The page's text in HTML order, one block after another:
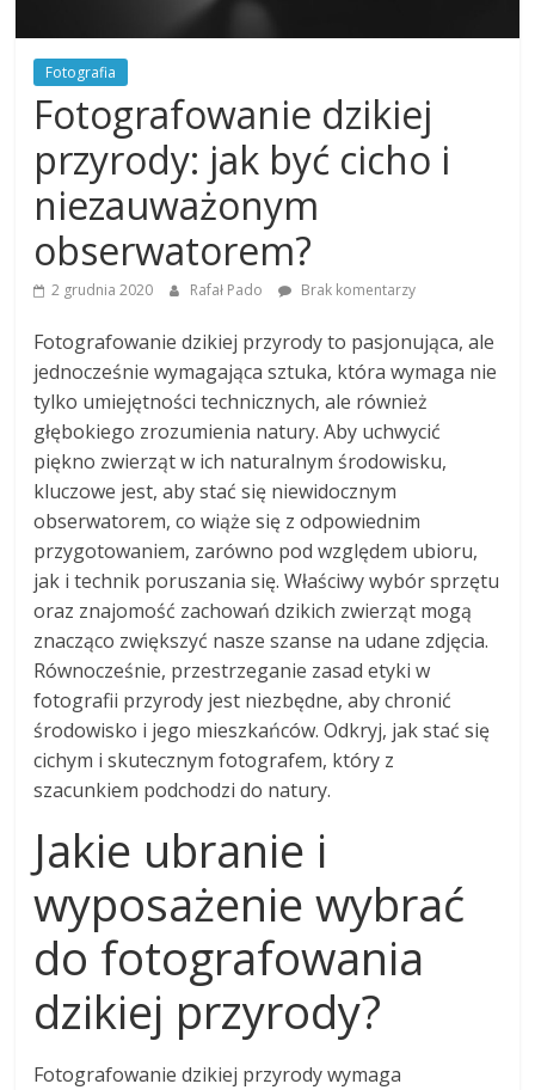
Fotografia
Fotografowanie dzikiej
przyrody: jak być cicho i
niezauważonym
obserwatorem?
2 grudnia 2020 Rafał Pado Brak komentarzy
Fotografowanie dzikiej przyrody to pasjonująca, ale
jednocześnie wymagająca sztuka, która wymaga nie
tylko umiejętności technicznych, ale również
głębokiego zrozumienia natury. Aby uchwycić
piękno zwierząt w ich naturalnym środowisku,
kluczowe jest, aby stać się niewidocznym
obserwatorem, co wiąże się z odpowiednim
przygotowaniem, zarówno pod względem ubioru,
jak i technik poruszania się. Właściwy wybór sprzętu
oraz znajomość zachowań dzikich zwierząt mogą
znacząco zwiększyć nasze szanse na udane zdjęcia.
Równocześnie, przestrzeganie zasad etyki w
fotografii przyrody jest niezbędne, aby chronić
środowisko i jego mieszkańców. Odkryj, jak stać się
cichym i skutecznym fotografem, który z
szacunkiem podchodzi do natury.
Jakie ubranie i
wyposażenie wybrać
do fotografowania
dzikiej przyrody?
Fotografowanie dzikiej przyrody wymaga